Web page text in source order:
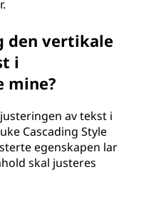
den vertikale
i
mine?
av tekst i
Cascading Style
egenskapen lar
skal justeres